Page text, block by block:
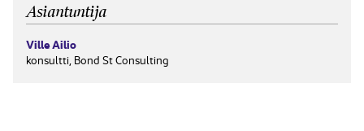
Asiantuntija
Ville Ailio
konsultti, Bond St Consulting